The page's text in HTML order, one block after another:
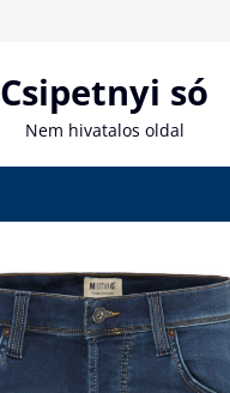
Csipetnyi só
Nem hivatalos oldal